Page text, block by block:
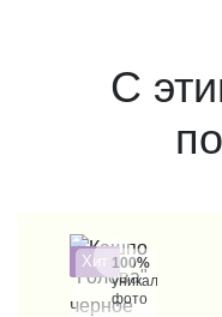
С
Хит 100%
уникальные
фото